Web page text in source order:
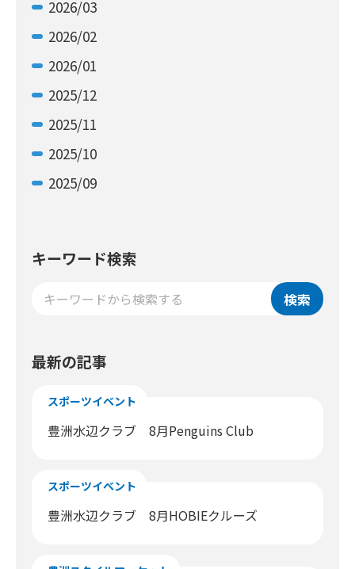
2026/03
2026/02
2026/01
2025/12
2025/11
2025/10
2025/09
キーワード検索
検索
最新の記事
スポーツイベント
豊洲水辺クラブ 8月Penguins Club
スポーツイベント
豊洲水辺クラブ 8月HOBIEクルーズ